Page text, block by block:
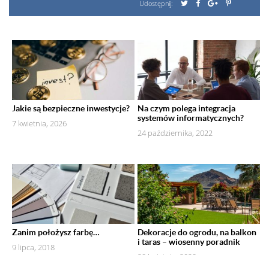
Udostępnij:
Jakie są bezpieczne inwestycje?
7 kwietnia, 2026
Na czym polega integracja
systemów informatycznych?
24 października, 2022
Zanim położysz farbę…
9 lipca, 2018
Dekoracje do ogrodu, na balkon
i taras – wiosenny poradnik